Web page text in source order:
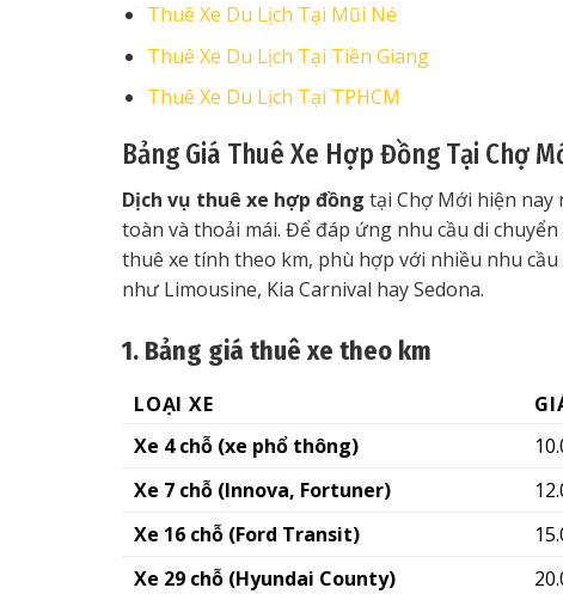
Thuê Xe Du Lịch Tại Mũi Né
Thuê Xe Du Lịch Tại Tiền Giang
Thuê Xe Du Lịch Tại TPHCM
Bảng Giá Thuê Xe Hợp Đồng Tại Chợ
Dịch vụ thuê xe hợp đồng tại Chợ Mới hiện nay
toàn và thoải mái. Để đáp ứng nhu cầu di
thuê xe tính theo km, phù hợp với nhiều nhu
như Limousine, Kia Carnival hay Sedona.
1. Bảng giá thuê xe theo km
LOẠI XE
Xe 4 chỗ (xe phổ thông)
Xe 7 chỗ (Innova, Fortuner)
Xe 16 chỗ (Ford Transit)
Xe 29 chỗ (Hyundai County)